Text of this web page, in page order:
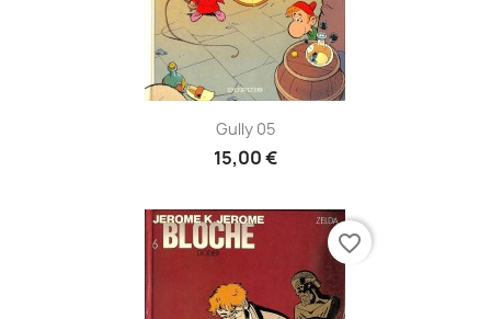
Gully 05
15,00 €
favorite_border